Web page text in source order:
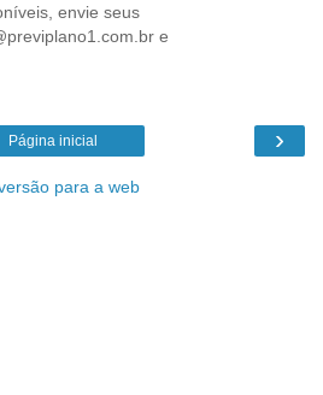
envie seus
e
›
Página inicial
para a web